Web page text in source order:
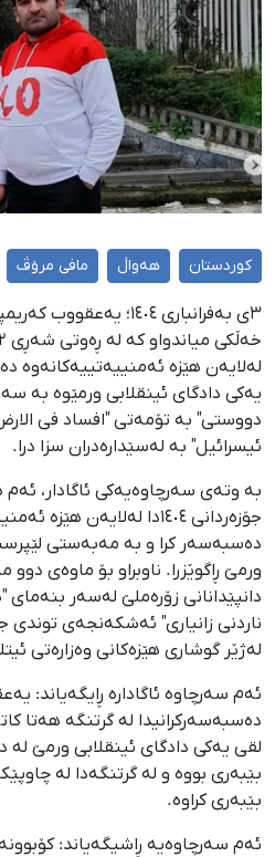
کوردستان هەواڵ مافی مرۆڤ
٣ی بەفرانباری ١٤٠٤؛
لەلایەن هێزە ئەمنییەتییەکانەوە
یەکی دادگای ئینقلابی ورمێوە بە
دووستی" بە تۆمەتی "افساد فی
ئیسرائیل" بە لەسێدارەدران سزا درا.
جۆزەردانی ١٤٠٤دا لەلایەن
دەسبەسەر کرا و بە مەبەستی
ورمێ ڕاگوێزرا. ناوبراو بۆ ماوەی
دانپێدانانی زۆرەملێ لەسەر
ناردنی زانیاری" ئەشکەنجەی
لەژێر گوشاری هێزەکانی وەزارەتی
ئەم سەرچاوە ئاگادارە ڕایگەیاند:
دەسبەسەرکرانیدا لە گرتنگە هەتا
لقی یەکی دادگای ئینقلابی ورمێ لە
بێبەری بووە و لە گرتنگەدا لە
بێبەری کراوە.
ئەم سەرچاوەیە ڕاشیگەیاند: